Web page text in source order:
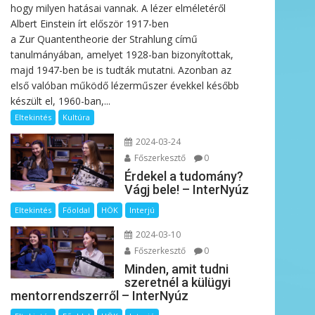
hogy milyen hatásai vannak. A lézer elméletéről
Albert Einstein írt először 1917-ben
a Zur Quantentheorie der Strahlung című
tanulmányában, amelyet 1928-ban bizonyítottak,
majd 1947-ben be is tudták mutatni. Azonban az
első valóban működő lézerműszer évekkel később
készült el, 1960-ban,...
Eltekintés Kultúra
2024-03-24
Főszerkesztő
0
Érdekel a tudomány?
Vágj bele! – InterNyúz
Eltekintés Főoldal HÖK Interjú
2024-03-10
Főszerkesztő
0
Minden, amit tudni
szeretnél a külügyi
mentorrendszerről – InterNyúz